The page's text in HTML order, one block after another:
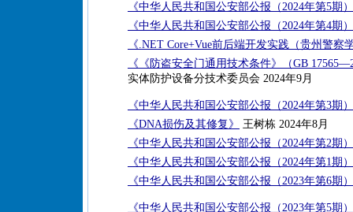
《中华人民共和国公安部公报（2024年第5期
《中华人民共和国公安部公报（2024年第4期
《.NET Core+Vue前后端开发实践（贵州警
《《防盗安全门通用技术条件》（GB
实体防护设备分技术委员会 2024年9月
《中华人民共和国公安部公报（2024年第3期
《DNA损伤及其修复》
王树栋 2024年8月
《中华人民共和国公安部公报（2024年第2期
《中华人民共和国公安部公报（2024年第1期
《中华人民共和国公安部公报（2023年第6期
《中华人民共和国公安部公报（2023年第5期